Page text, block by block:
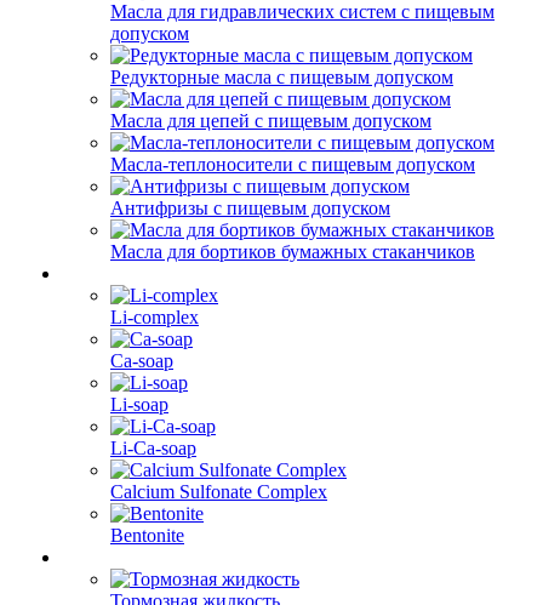
Масла для гидравлических систем с пищевым
допуском
Редукторные масла с пищевым допуском
Масла для цепей с пищевым допуском
Масла-теплоносители с пищевым допуском
Антифризы с пищевым допуском
Масла для бортиков бумажных стаканчиков
Li-complex
Ca-soap
Li-soap
Li-Ca-soap
Calcium Sulfonate Complex
Bentonite
Тормозная жидкость